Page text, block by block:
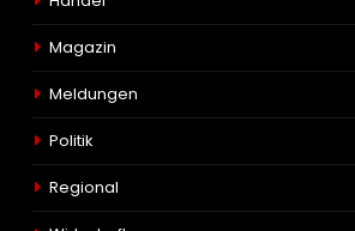
Magazin
Meldungen
Politik
Regional